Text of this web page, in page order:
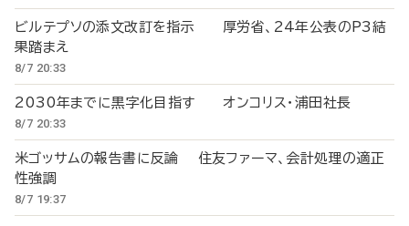
ビルテプソの添文改訂を指示 厚労省、24年公表のP3結
果踏まえ
8/7 20:33
2030年までに黒字化目指す オンコリス・浦田社長
8/7 20:33
米ゴッサムの報告書に反論 住友ファーマ、会計処理の適正
性強調
8/7 19:37